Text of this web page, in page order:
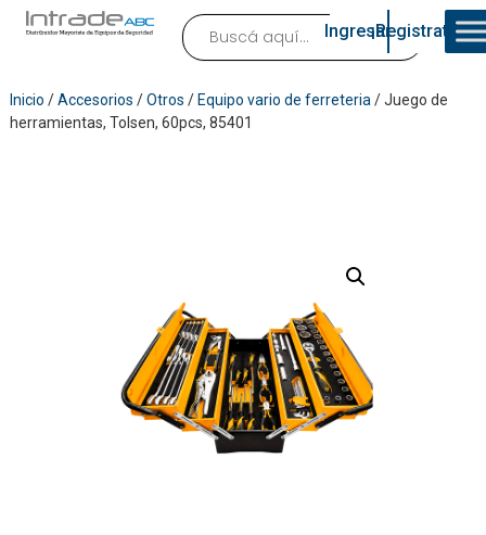
Ingresar¡Registrate!
Inicio /Accesorios /Otros / Equipo vario de ferreteria / Juego de
herramientas, Tolsen, 60pcs, 85401